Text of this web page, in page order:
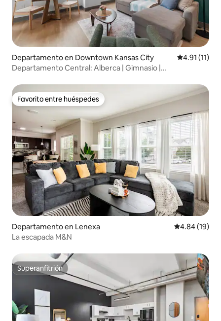
Departamento en Downtown Kansas City Calificación
4.91 (11)
Departamento Central: Alberca | Gimnasio |
Favorito entre huéspedes
Favorito entre huéspedes
Departamento en Lenexa Calificación
4.84 (19)
La escapada M&N
Superanfitrión
Superanfitrión